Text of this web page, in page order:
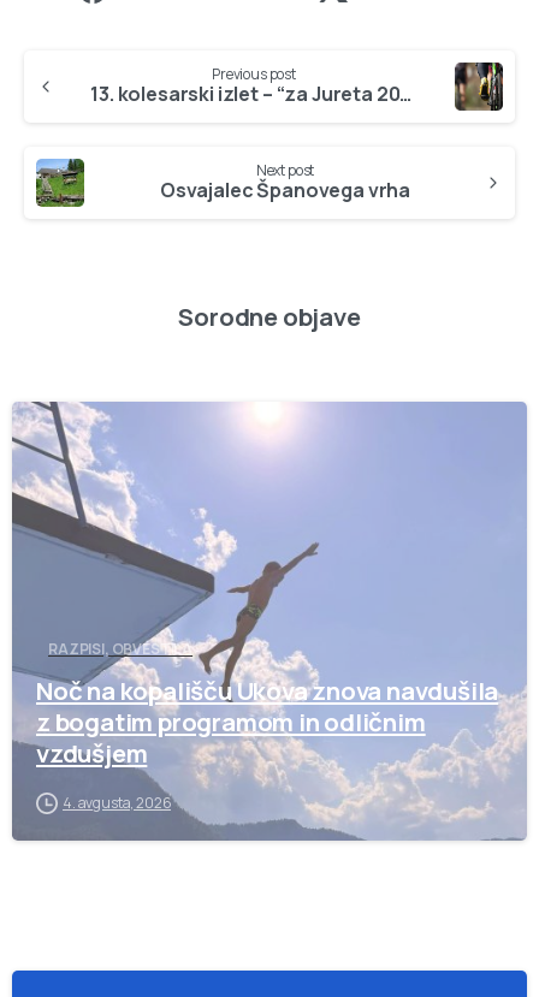
Reading
Previous post
13. kolesarski izlet – “za Jureta 2025”
Next post
Osvajalec Španovega vrha
Sorodne objave
RAZPISI, OBVESTILA
Noč na kopališču Ukova znova navdušila
z bogatim programom in odličnim
vzdušjem
4. avgusta, 2026